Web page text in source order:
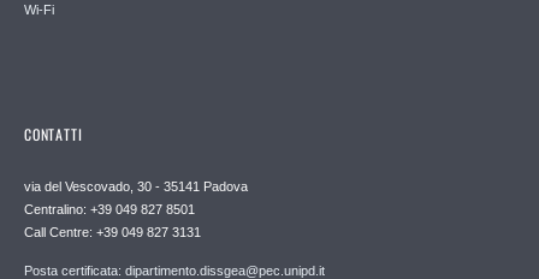
Wi-Fi
CONTATTI
via del Vescovado, 30 - 35141 Padova
Centralino: +39 049 827 8501
Call Centre: +39 049 827 3131
Posta certificata: dipartimento.dissgea@pec.unipd.it